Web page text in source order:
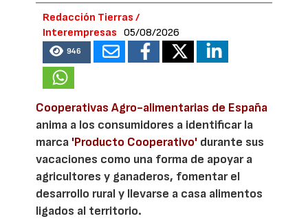
Redacción Tierras /
Interempresas
05/08/2026
946
Cooperativas Agro-alimentarias de España
anima a los consumidores a identificar la
marca 'Producto Cooperativo' durante sus
vacaciones como una forma de apoyar a
agricultores y ganaderos, fomentar el
desarrollo rural y llevarse a casa alimentos
ligados al territorio.